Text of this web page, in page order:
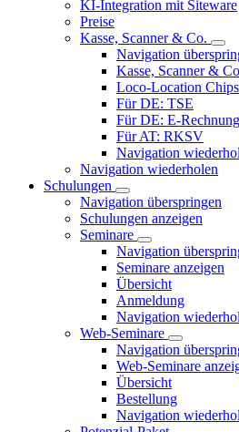
KI-Integration mit Siteware
Preise
Kasse, Scanner & Co.
Navigation
Kasse, Scanner &
Loco-Location
Für DE: TSE
Für DE: E-
Für AT: RKSV
Navigation
Navigation wiederholen
Schulungen
Navigation überspringen
Schulungen anzeigen
Seminare
Navigation
Seminare anzeigen
Übersicht
Anmeldung
Navigation
Web-Seminare
Navigation
Web-Seminare
Übersicht
Bestellung
Navigation